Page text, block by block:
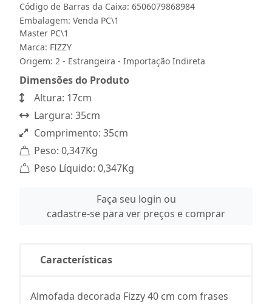
Código de Barras da Caixa: 6506079868984
Embalagem: Venda PC\1
Master PC\1
Marca: FIZZY
Origem: 2 - Estrangeira - Importação Indireta
Dimensões do Produto
Altura: 17cm
Largura: 35cm
Comprimento: 35cm
Peso: 0,347Kg
Peso Líquido: 0,347Kg
Faça seu login ou
cadastre-se para ver preços e comprar
Características
Almofada decorada Fizzy 40 cm com frases